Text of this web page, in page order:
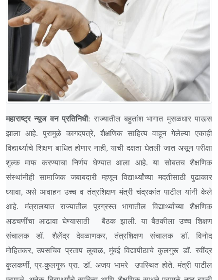
महाराष्ट्र न्यूज वन प्रतिनिधी: राज्यातील बहुतांश भागात मुसळधार पाऊस
झाला आहे. पुरामुळे कागदपत्रे,
शैक्षणिक साहित्य वाहून गेलेल्या एकाही
विद्यार्थ्याचे शिक्षण बाधित होणार नाही, याची दक्षता घेतली जात असून परीक्षा
शुल्क माफ करण्याचा निर्णय घेण्यात आला आहे. या सोबतच शैक्षणिक
संस्थांनीही सामाजिक जबाबदारी म्हणून विद्यार्थ्यांच्या मदतीसाठी पुढाकार
घ्यावा, असे आवाहन उच्च व तंत्रशिक्षण मंत्री चंद्रकांत पाटील यांनी केले
आहे. मंत्रालयात राज्यातील पूरग्रस्त भागातील विद्यार्थ्यांच्या शैक्षणिक
अडचणींचा आढावा घेण्यासाठी
बैठक झाली. या बैठकीला उच्च शिक्षण
संचालक डॉ. शैलेंद्र देवळाणकर,
तंत्रशिक्षण संचालक डॉ. विनोद
मोहितकर, उपसचिव प्रताप लुबाळ, मुंबई विद्यापीठाचे कुलगुरू डॉ. रवींद्र
कुलकर्णी, प्र-कुलगुरू प्रा. डॉ. अजय भामरे उपस्थित होते. मंत्री पाटील